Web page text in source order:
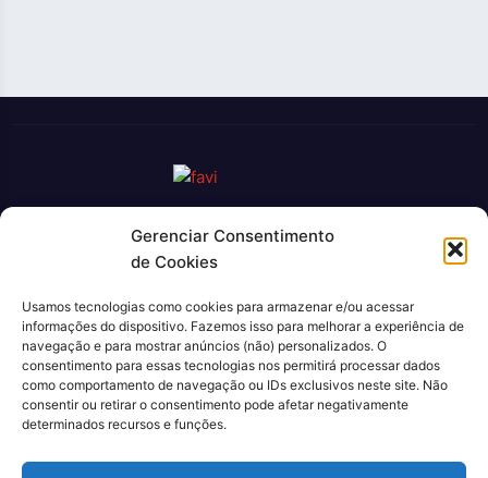
Gerenciar Consentimento
de Cookies
Usamos tecnologias como cookies para armazenar e/ou acessar
informações do dispositivo. Fazemos isso para melhorar a experiência de
navegação e para mostrar anúncios (não) personalizados. O
consentimento para essas tecnologias nos permitirá processar dados
como comportamento de navegação ou IDs exclusivos neste site. Não
consentir ou retirar o consentimento pode afetar negativamente
determinados recursos e funções.
O Jornal Rio Press é um portal de notícias e um jornal
impresso que cobre diversas notícias sobre a cidade do Rio
jornal é uma fonte confiável de informações sobre política,
economia, cultura, entre outros temas relevantes para a
população carioca. Além disso, o Jornal Rio Press oferece
conteúdo exclusivo em sua versão online, trazendo ainda
mais facilidade e comodidade para seus leitores.